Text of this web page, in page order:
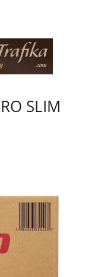
SLIM